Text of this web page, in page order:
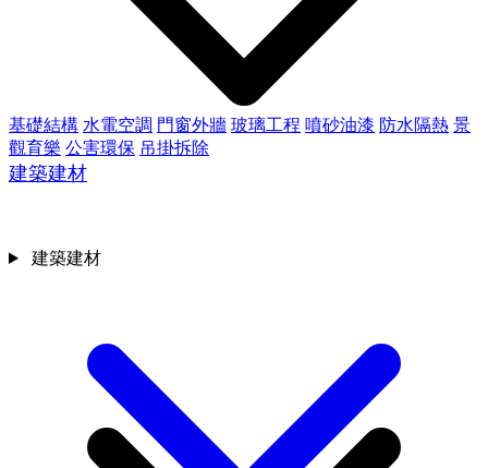
基礎結構 水電空調 門窗外牆 玻璃工程 噴砂油漆 防水隔熱 景
觀育樂 公害環保 吊掛拆除
建築建材
建築建材